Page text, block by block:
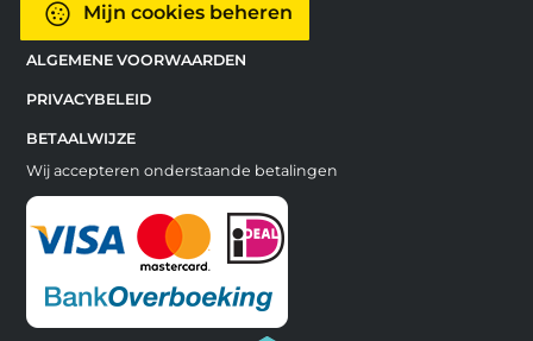
Mijn cookies beheren
ALGEMENE VOORWAARDEN
PRIVACYBELEID
BETAALWIJZE
Wij accepteren onderstaande betalingen